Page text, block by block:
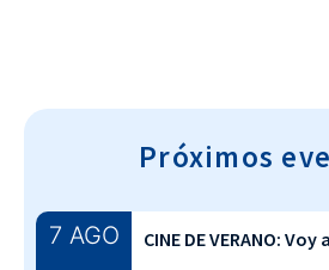
Próximos
7 AGO CINE DE VERANO: